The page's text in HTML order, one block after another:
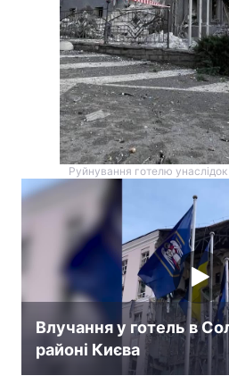
Руйнування готелю
Влучання у готель в
районі Києва